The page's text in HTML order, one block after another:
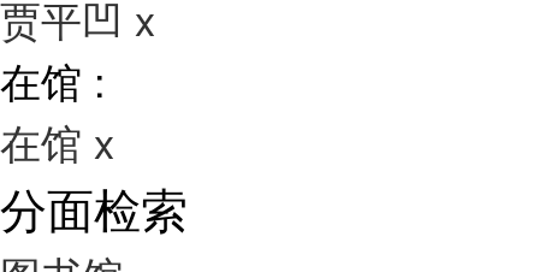
贾平凹 x
在馆 :
在馆 x
分面检索